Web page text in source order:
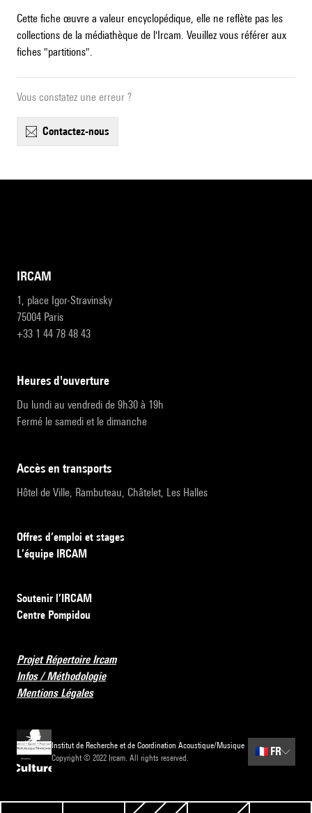
Cette fiche œuvre a valeur encyclopédique, elle ne reflète pas les
collections de la médiathèque de l'Ircam. Veuillez vous référer aux
fiches "partitions".
Vous constatez une erreur ?
contactez-nous
IRCAM
1, place Igor-Stravinsky
75004 Paris
+33 1 44 78 48 43
heures d'ouverture
Du lundi au vendredi de 9h30 à 19h
Fermé le samedi et le dimanche
accès en transports
Hôtel de Ville, Rambuteau, Châtelet, Les Halles
Offres d’emploi et stages
L’équipe IRCAM
Soutenir l’IRCAM
Centre Pompidou
Projet Répertoire Ircam
Infos / Méthodologie
Mentions Légales
Institut de Recherche et de Coordination Acoustique/Musique
Copyright © 2022 Ircam. All rights reserved.
🇫🇷 FR